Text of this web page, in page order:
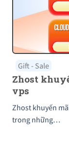
Gift - Sale
Zhost
vps
Zhost khuyến
trong những…